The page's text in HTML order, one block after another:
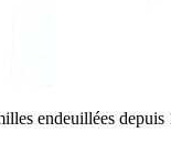
endeuillées